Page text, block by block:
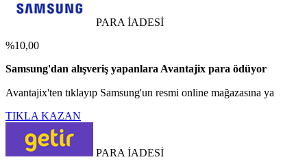
PARA İADESİ
%10,00
Samsung'dan alışveriş yapanlara Avantajix para ödüyor
Avantajix'ten tıklayıp Samsung'un resmi online mağazasına ya
TIKLA KAZAN
PARA İADESİ